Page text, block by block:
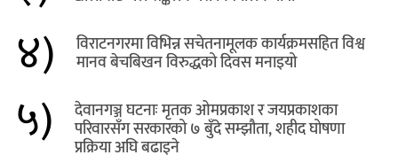
४) विराटनगरमा विभिन्न सचेतनामूलक कार्यक्रमसहित विश्व
मानव बेचबिखन विरुद्धको दिवस मनाइयो
५) देवानगञ्ज घटनाः मृतक ओमप्रकाश र जयप्रकाशका
परिवारसँग सरकारको ७ बुँदे सम्झौता, शहीद घोषणा
प्रक्रिया अघि बढाइने